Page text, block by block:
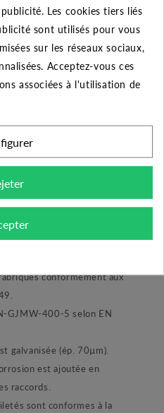
femelle galvanisée de
raccordement de vos
d'eau, d'eau
liquide et de gaz non
conformément aux
GJMW-400-5 selon EN
galvanisée (ép. 70µm).
est ajoutée en
raccords.
sont conformes à la
Les cookies tiers liés
sont utilisés pour vous
sur les réseaux sociaux,
Acceptez-vous ces
associées à l'utilisation de